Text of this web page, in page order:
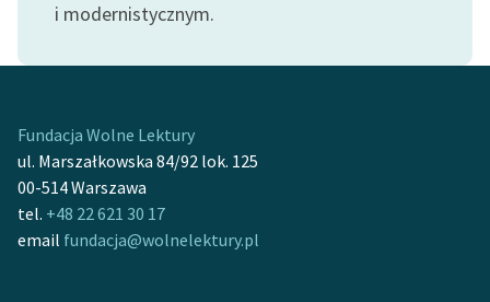
Odkurzamy bohaterów
Szkoła Poezji Wolnych
O nas
Kontakt
O projekcie
i modernistycznym.
Fundacja Wolne Lektury
ul. Marszałkowska 84/92 lok. 125
00-514 Warszawa
tel. +48 22 621 30 17
email fundacja@wolnelektury.pl